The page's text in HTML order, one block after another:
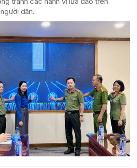
dân.